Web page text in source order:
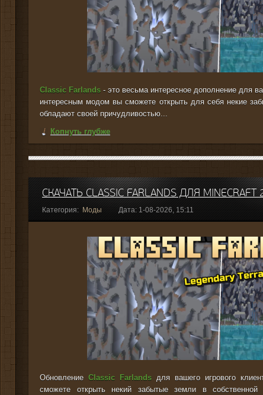
Classic Farlands - это весьма интересное дополнение для
интересным модом вы сможете открыть для себя некие
обладают своей причудливостью...
Копнуть глубже
СКАЧАТЬ CLASSIC FARLANDS ДЛЯ MINECRAFT
Категория: Моды Дата: 1-08-2026, 15:11
Обновление Classic Farlands для вашего игрового
сможете открыть некий забытые земли в собственной